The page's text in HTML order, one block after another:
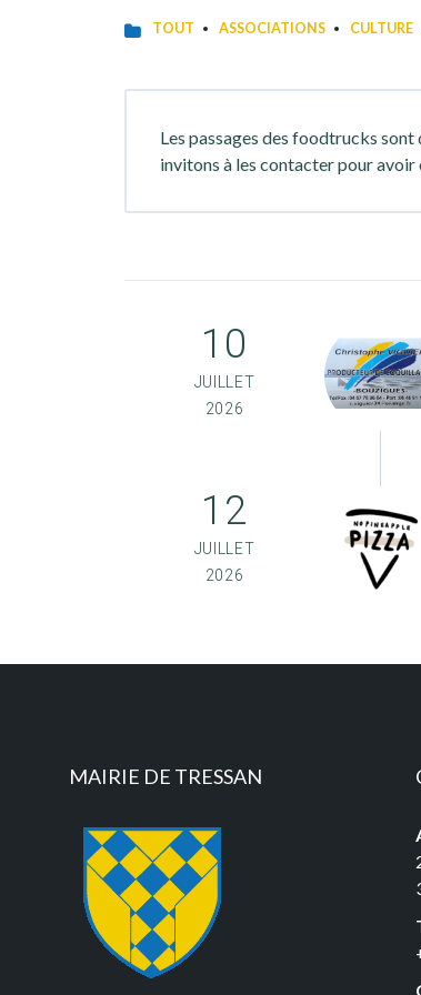
TOUT ASSOCIATIONS CULTURE
Les passages des foodtrucks
invitons à les contacter pour
10
JUILLET
2026
12
JUILLET
2026
MAIRIE DE TRESSAN